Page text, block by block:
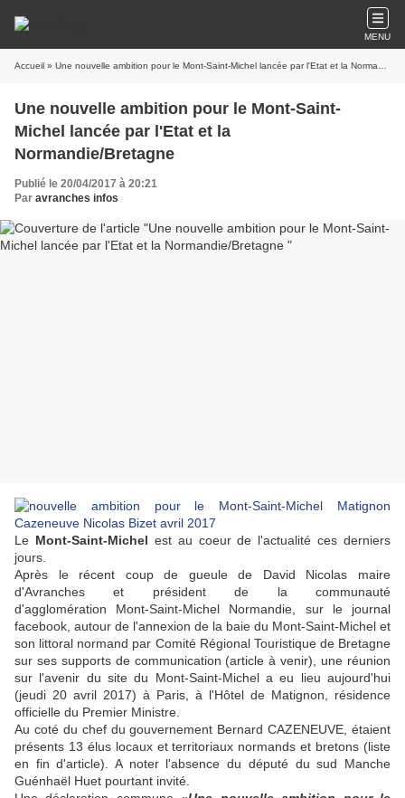
MENU
Accueil » Une nouvelle ambition pour le Mont-Saint-Michel lancée par l'Etat et la Normandie/Bretagne
Une nouvelle ambition pour le Mont-Saint-
Michel lancée par l'Etat et la
Normandie/Bretagne
Publié le 20/04/2017 à 20:21
Par avranches infos
Le Mont-Saint-Michel est au coeur de l'actualité ces derniers
jours.
Après le récent coup de gueule de David Nicolas maire
d'Avranches et président de la communauté
d'agglomération Mont-Saint-Michel Normandie, sur le journal
facebook, autour de l'annexion de la baie du Mont-Saint-Michel et
son littoral normand par Comité Régional Touristique de Bretagne
sur ses supports de communication (article à venir), une réunion
sur l'avenir du site du Mont-Saint-Michel a eu lieu aujourd'hui
(jeudi 20 avril 2017) à Paris, à l'Hôtel de Matignon, résidence
officielle du Premier Ministre.
Au coté du chef du gouvernement Bernard CAZENEUVE, étaient
présents 13 élus locaux et territoriaux normands et bretons (liste
en fin d'article). A noter l'absence du député du sud Manche
Guénhaël Huet pourtant invité.